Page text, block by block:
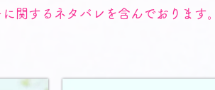
に関するネタバレを含んでおります